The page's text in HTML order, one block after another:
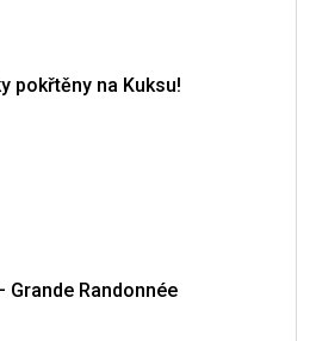
pokřtěny na Kuksu!
Grande Randonnée